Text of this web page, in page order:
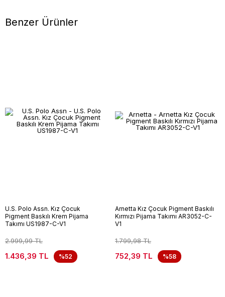
Benzer Ürünler
U.S. Polo Assn. Kız Çocuk
Pigment Baskılı Krem Pijama
Takımı US1987-C-V1
2.999,99 TL
1.436,39 TL %52
Arnetta Kız Çocuk Pigment Baskılı
Kırmızı Pijama Takımı AR3052-C-
V1
1.799,98 TL
752,39 TL %58